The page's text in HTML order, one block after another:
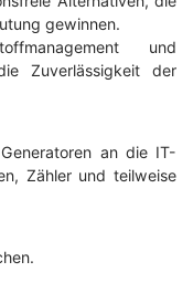
gewinnen.
und
Zuverlässigkeit der
an die IT-
Zähler und teilweise